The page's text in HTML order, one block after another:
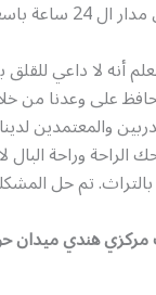
لجميع الشركات
أنه لا داعي
على وعدنا من
والمعتمدين
الراحة وراحة
تم حل
هندي ميدان